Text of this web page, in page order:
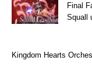
Final
Squall
Kingdom Hearts